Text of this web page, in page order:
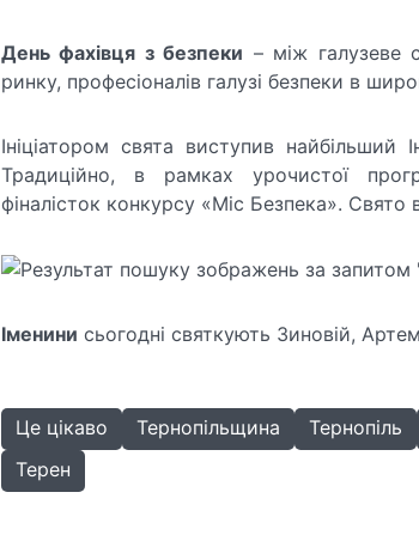
День фахівця з безпеки – між галузеве
ринку, професіоналів галузі безпеки в
Ініціатором свята виступив найбільший
Традиційно, в рамках урочистої
фіналісток конкурсу «Міс Безпека». Свято
Іменини сьогодні святкують Зиновій,
Це цікаво Тернопільщина Тернопіль
Терен